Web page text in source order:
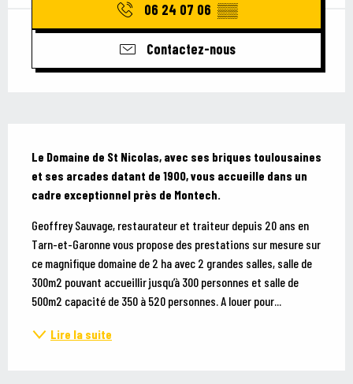
06 24 07 06 ▒▒
Contactez-nous
Le Domaine de St Nicolas, avec ses briques toulousaines
et ses arcades datant de 1900, vous accueille dans un
cadre exceptionnel près de Montech.
Geoffrey Sauvage, restaurateur et traiteur depuis 20 ans en
Tarn-et-Garonne vous propose des prestations sur mesure sur
ce magnifique domaine de 2 ha avec 2 grandes salles, salle de
300m2 pouvant accueillir jusqu’à 300 personnes et salle de
500m2 capacité de 350 à 520 personnes. A louer pour...
Lire la suite